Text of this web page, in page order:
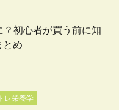
？初心者が買う前に知
とめ
レ栄養学